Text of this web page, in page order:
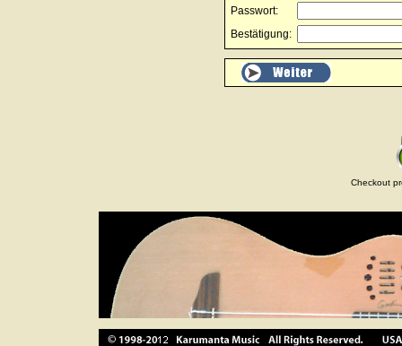
Passwort:
Bestätigung:
Checkout